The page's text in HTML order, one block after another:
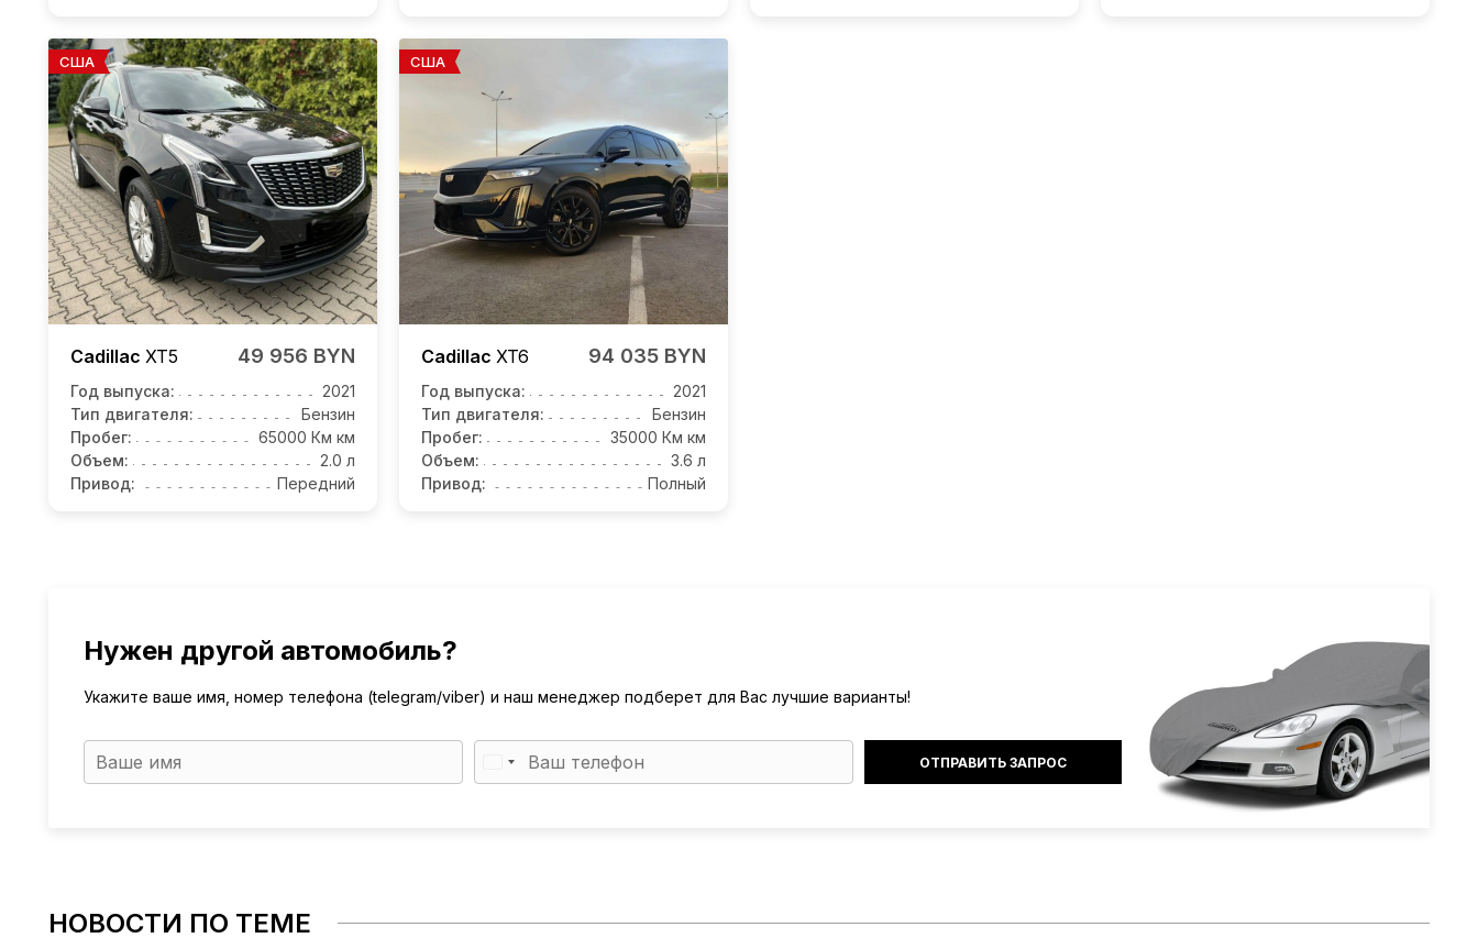
США
Cadillac XT5 49 956 BYN
Год выпуска:
2021
Тип двигателя:
Бензин
Пробег:
65000 Км км
Объем:
2.0 л
Привод:
Передний
США
Cadillac XT6 94 035 BYN
Год выпуска:
2021
Тип двигателя:
Бензин
Пробег:
35000 Км км
Объем:
3.6 л
Привод:
Полный
Нужен другой автомобиль?
Укажите ваше имя, номер телефона (telegram/viber) и наш менеджер подберет для Вас лучшие варианты!
НОВОСТИ ПО ТЕМЕ